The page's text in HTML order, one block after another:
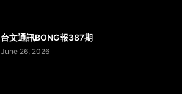
台文通訊BONG報387期
June 26, 2026